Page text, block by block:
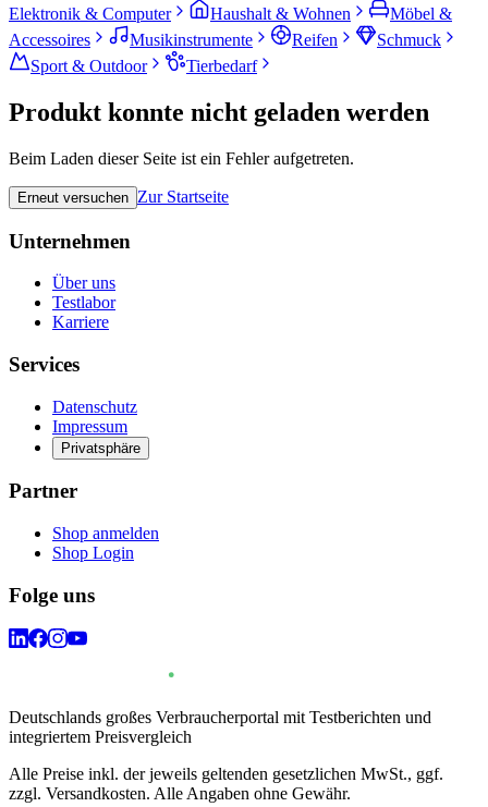
Elektronik & Computer
Haushalt & Wohnen
Möbel &
Accessoires
Musikinstrumente Reifen
Schmuck
Sport & Outdoor
Tierbedarf
Produkt konnte nicht geladen werden
Beim Laden dieser Seite ist ein Fehler aufgetreten.
Erneut versuchen Zur Startseite
Unternehmen
Über uns
Testlabor
Karriere
Services
Datenschutz
Impressum
Privatsphäre
Partner
Shop anmelden
Shop Login
Folge uns
Deutschlands großes Verbraucherportal mit Testberichten und
integriertem Preisvergleich
Alle Preise inkl. der jeweils geltenden gesetzlichen MwSt., ggf.
zzgl. Versandkosten. Alle Angaben ohne Gewähr.